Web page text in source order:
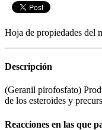
Hoja de propiedades del
Descripción
(Geranil pirofosfato)
de los esteroides y
Reacciones en las que